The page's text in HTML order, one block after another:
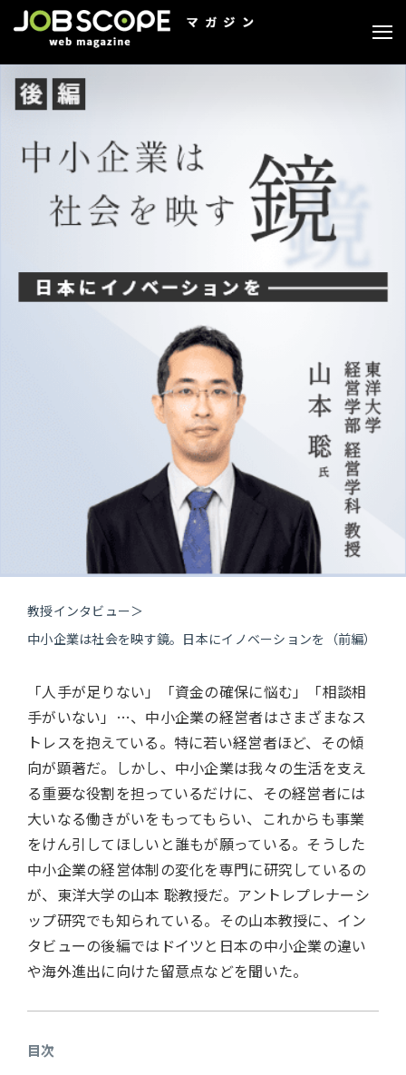
教授インタビュー＞
中小企業は社会を映す鏡。日本にイノベーションを（前編）
「人手が足りない」「資金の確保に悩む」「相談相
手がいない」…、中小企業の経営者はさまざまなス
トレスを抱えている。特に若い経営者ほど、その傾
向が顕著だ。しかし、中小企業は我々の生活を支え
る重要な役割を担っているだけに、その経営者には
大いなる働きがいをもってもらい、これからも事業
をけん引してほしいと誰もが願っている。そうした
中小企業の経営体制の変化を専門に研究しているの
が、東洋大学の山本 聡教授だ。アントレプレナーシ
ップ研究でも知られている。その山本教授に、イン
タビューの後編ではドイツと日本の中小企業の違い
や海外進出に向けた留意点などを聞いた。
目次